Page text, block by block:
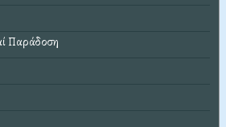
Παράδοση